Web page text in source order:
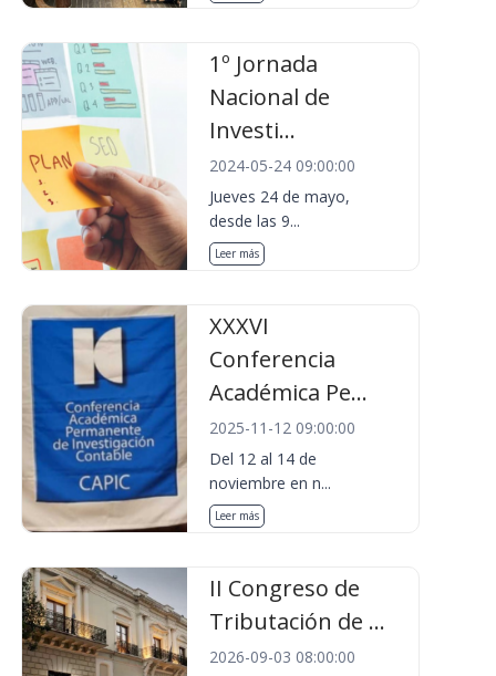
1º Jornada
Nacional de
Investi...
2024-05-24 09:00:00
Jueves 24 de mayo,
desde las 9...
Leer más
XXXVI
Conferencia
Académica Pe...
2025-11-12 09:00:00
Del 12 al 14 de
noviembre en n...
Leer más
II Congreso de
Tributación de ...
2026-09-03 08:00:00